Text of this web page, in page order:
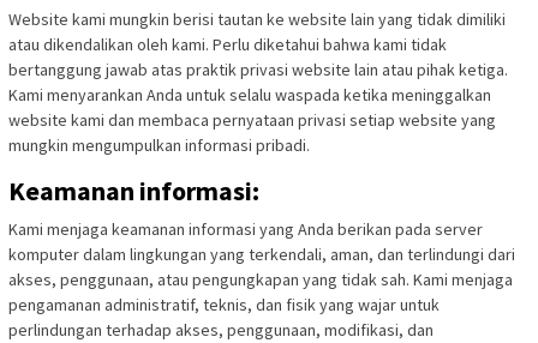
Website kami mungkin berisi tautan ke website lain yang tidak dimiliki
atau dikendalikan oleh kami. Perlu diketahui bahwa kami tidak
bertanggung jawab atas praktik privasi website lain atau pihak ketiga.
Kami menyarankan Anda untuk selalu waspada ketika meninggalkan
website kami dan membaca pernyataan privasi setiap website yang
mungkin mengumpulkan informasi pribadi.
Keamanan informasi:
Kami menjaga keamanan informasi yang Anda berikan pada server
komputer dalam lingkungan yang terkendali, aman, dan terlindungi dari
akses, penggunaan, atau pengungkapan yang tidak sah. Kami menjaga
pengamanan administratif, teknis, dan fisik yang wajar untuk
perlindungan terhadap akses, penggunaan, modifikasi, dan